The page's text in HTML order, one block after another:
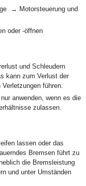
→ Motorsteuerung und
oder -öffnen
und Schleudern
kann zum Verlust der
führen.
anwenden, wenn es die
zulassen.
lassen oder das
Bremsen führt zu
die Bremsleistung
und unter Umständen